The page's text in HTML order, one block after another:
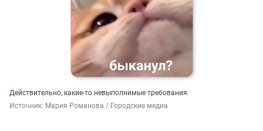
Действительно, какие-то невыполнимые требования
Источник: Мария Романова / Городские медиа